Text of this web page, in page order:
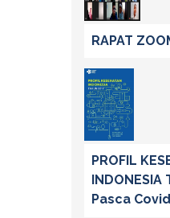
RAPAT
PROFIL
INDONESIA
Pasca